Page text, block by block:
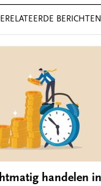
BERICHTEN
handelen